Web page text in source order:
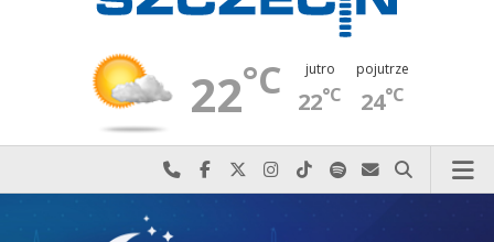
22°C jutro
22°C
pojutrze
24°C
Najlepiej po prostu do nas zadzwoń
Odwiedź nas na Facebook-u
Odwiedź nas na X
Odwiedź nas na Instagram-ie
Odwiedź nas na TikTok-u
Szukaj nas na Spotify
Wyślij do nas
Szukaj